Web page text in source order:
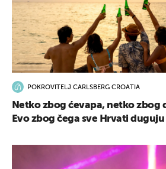
POKROVITELJ CARLSBERG CROATIA
Netko zbog ćevapa, netko zbog
Evo zbog čega sve Hrvati